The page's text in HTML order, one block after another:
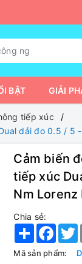
BẬT GIẢI
tiếp xúc
dải đo 0.5 /
Cảm biến
tiếp xúc
Nm Lorenz
Chia sẻ:
Share
Mã sản phẩm: